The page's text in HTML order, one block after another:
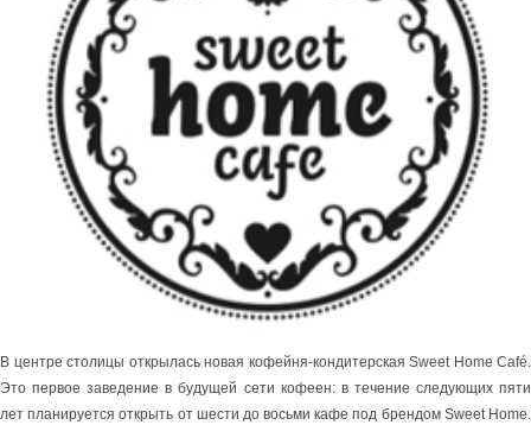
В центре столицы открылась новая кофейня-кондитерская Sweet Home Café.
Это первое заведение в будущей сети кофеен: в течение следующих пяти
лет планируется открыть от шести до восьми кафе под брендом Sweet Home.